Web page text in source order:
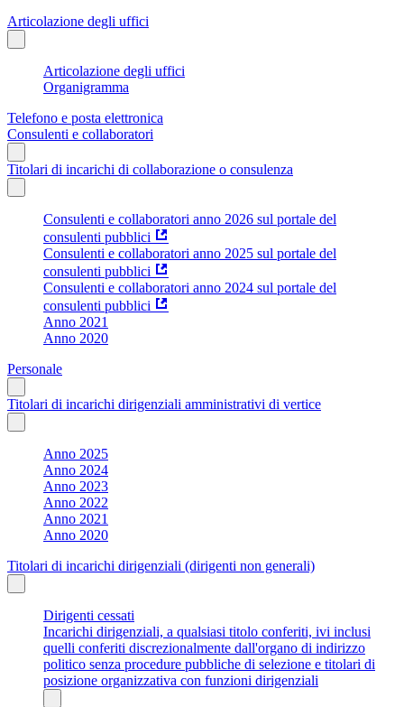
Articolazione degli uffici
Articolazione degli uffici
Organigramma
Telefono e posta elettronica
Consulenti e collaboratori
Titolari di incarichi di collaborazione o consulenza
Consulenti e collaboratori anno 2026 sul portale del
consulenti pubblici
Consulenti e collaboratori anno 2025 sul portale del
consulenti pubblici
Consulenti e collaboratori anno 2024 sul portale del
consulenti pubblici
Anno 2021
Anno 2020
Personale
Titolari di incarichi dirigenziali amministrativi di vertice
Anno 2025
Anno 2024
Anno 2023
Anno 2022
Anno 2021
Anno 2020
Titolari di incarichi dirigenziali (dirigenti non generali)
Dirigenti cessati
Incarichi dirigenziali, a qualsiasi titolo conferiti, ivi inclusi
quelli conferiti discrezionalmente dall'organo di indirizzo
politico senza procedure pubbliche di selezione e titolari di
posizione organizzativa con funzioni dirigenziali